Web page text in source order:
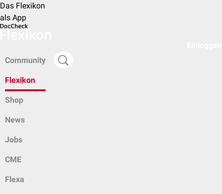
Das Flexikon
als App
Community
Flexikon
Shop
News
Jobs
CME
Flexa